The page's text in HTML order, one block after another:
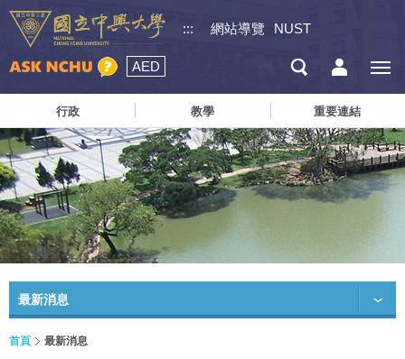
::: 網站導覽 NUST
AED
行政 教學 重要連結
最新消息
首頁 最新消息